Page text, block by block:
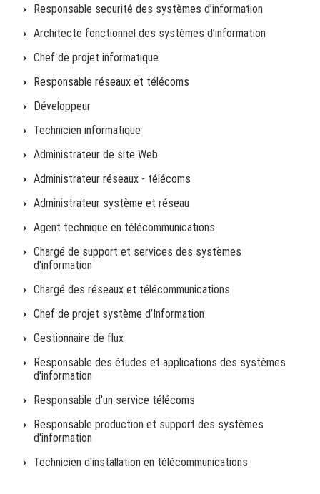
Responsable securité des systèmes d’information
Architecte fonctionnel des systèmes d’information
Chef de projet informatique
Responsable réseaux et télécoms
Développeur
Technicien informatique
Administrateur de site Web
Administrateur réseaux - télécoms
Administrateur système et réseau
Agent technique en télécommunications
Chargé de support et services des systèmes
d'information
Chargé des réseaux et télécommunications
Chef de projet système d’Information
Gestionnaire de flux
Responsable des études et applications des systèmes
d'information
Responsable d'un service télécoms
Responsable production et support des systèmes
d'information
Technicien d'installation en télécommunications